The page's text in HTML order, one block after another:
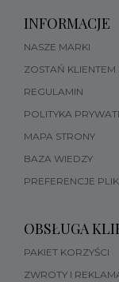
INFORMACJE
NASZE MARKI
ZOSTAŃ KLIENTEM
REGULAMIN
POLITYKA
MAPA STRONY
BAZA WIEDZY
PREFERENCJE
OBSŁUGA
PAKIET KORZYŚCI
ZWROTY I